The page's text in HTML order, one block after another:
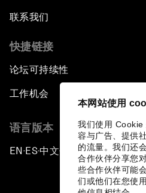
本网站使用
我们使用 Cookie
容与广告、提供
的流量。我们还
合作伙伴分享您
些合作伙伴可能
们或他们在您使
联系我们
快捷链接
论坛可持续性
工作机会
语言版本
EN ▪ ES▪中文▪ 日本語